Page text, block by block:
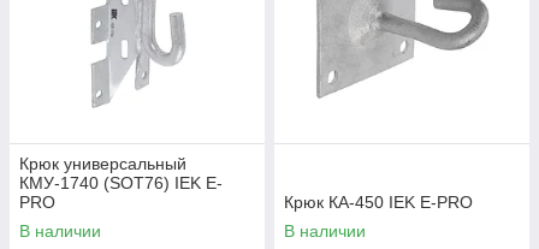
Крюк универсальный
КМУ-1740 (SOT76) IEK E-
PRO
В наличии
Крюк КА-450 IEK E-PRO
В наличии